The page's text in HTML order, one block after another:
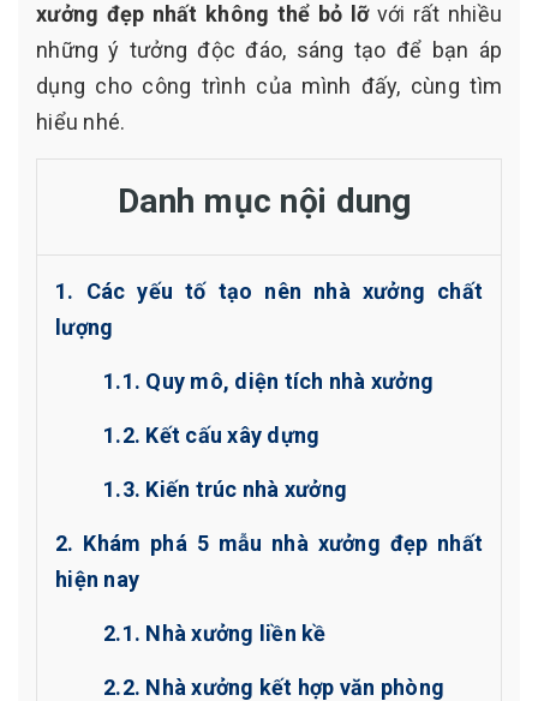
xưởng đẹp nhất không thể bỏ lỡ với rất nhiều
những ý tưởng độc đáo, sáng tạo để bạn áp
dụng cho công trình của mình đấy, cùng tìm
hiểu nhé.
Danh mục nội dung
1. Các yếu tố tạo nên nhà xưởng chất
lượng
1.1. Quy mô, diện tích nhà xưởng
1.2. Kết cấu xây dựng
1.3. Kiến trúc nhà xưởng
2. Khám phá 5 mẫu nhà xưởng đẹp nhất
hiện nay
2.1. Nhà xưởng liền kề
2.2. Nhà xưởng kết hợp văn phòng